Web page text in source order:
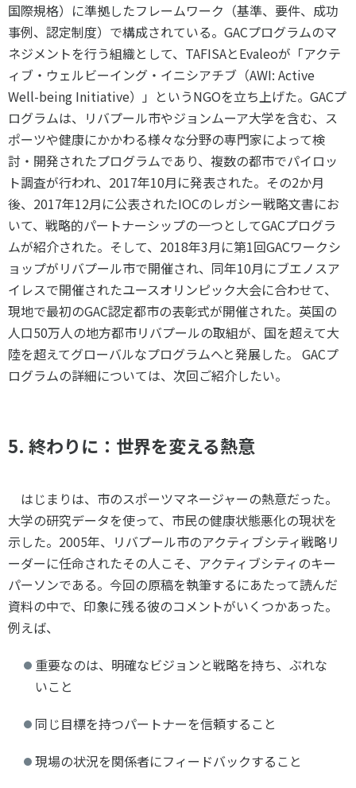
国際規格）に準拠したフレームワーク（基準、要件、成功
事例、認定制度）で構成されている。GACプログラムのマ
ネジメントを行う組織として、TAFISAとEvaleoが「アクテ
ィブ・ウェルビーイング・イニシアチブ（AWI: Active
Well-being Initiative）」というNGOを立ち上げた。GACプ
ログラムは、リバプール市やジョンムーア大学を含む、ス
ポーツや健康にかかわる様々な分野の専門家によって検
討・開発されたプログラムであり、複数の都市でパイロッ
ト調査が行われ、2017年10月に発表された。その2か月
後、2017年12月に公表されたIOCのレガシー戦略文書にお
いて、戦略的パートナーシップの一つとしてGACプログラ
ムが紹介された。そして、2018年3月に第1回GACワークシ
ョップがリバプール市で開催され、同年10月にブエノスア
イレスで開催されたユースオリンピック大会に合わせて、
現地で最初のGAC認定都市の表彰式が開催された。英国の
人口50万人の地方都市リバプールの取組が、国を超えて大
陸を超えてグローバルなプログラムへと発展した。 GACプ
ログラムの詳細については、次回ご紹介したい。
5. 終わりに：世界を変える熱意
はじまりは、市のスポーツマネージャーの熱意だった。
大学の研究データを使って、市民の健康状態悪化の現状を
示した。2005年、リバプール市のアクティブシティ戦略リ
ーダーに任命されたその人こそ、アクティブシティのキー
パーソンである。今回の原稿を執筆するにあたって読んだ
資料の中で、印象に残る彼のコメントがいくつかあった。
例えば、
重要なのは、明確なビジョンと戦略を持ち、ぶれな
いこと
同じ目標を持つパートナーを信頼すること
現場の状況を関係者にフィードバックすること